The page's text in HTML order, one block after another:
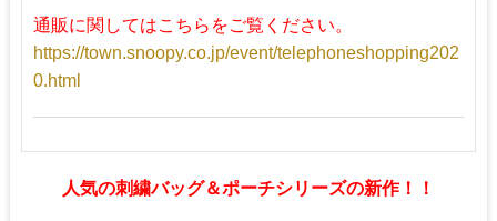
通販に関してはこちらをご覧ください。
https://town.snoopy.co.jp/event/telephoneshopping202
0.html
人気の刺繍バッグ＆ポーチシリーズの新作！！